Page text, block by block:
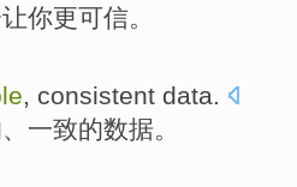
你更可信。
, consistent data.
一致的数据。